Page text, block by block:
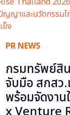
PR NEWS
กรมทรัพย์
จับมือ สกสว
พร้อมจัดงา